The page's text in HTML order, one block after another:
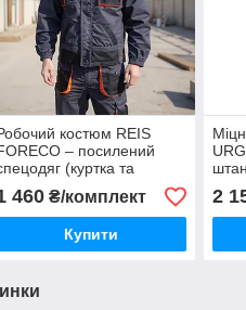
костюм REIS
– посилений
(куртка та
комплект для
Польща
460₴/комплект
Купити
2